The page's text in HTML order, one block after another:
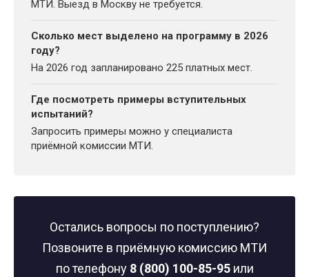
МТИ. Выезд в Москву не требуется.
Сколько мест выделено на программу в 2026
году?
На 2026 год запланировано 225 платных мест.
Где посмотреть примеры вступительных
испытаний?
Запросить примеры можно у специалиста
приёмной комиссии МТИ.
Остались вопросы по поступлению?
Позвоните в приёмную комиссию МТИ
по телефону 8 (800) 100-85-95или